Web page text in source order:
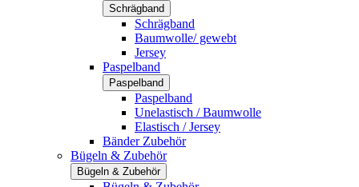
Schrägband
Schrägband
Baumwolle/ gewebt
Jersey
Paspelband
Paspelband
Paspelband
Unelastisch / Baumwolle
Elastisch / Jersey
Bänder Zubehör
Bügeln & Zubehör
Bügeln & Zubehör